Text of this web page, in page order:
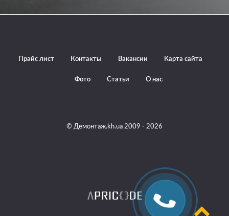
Прайс лист Контакты Вакансии Карта сайта
Фото Статьи О нас
© Демонтаж.kh.ua 2009 - 2026